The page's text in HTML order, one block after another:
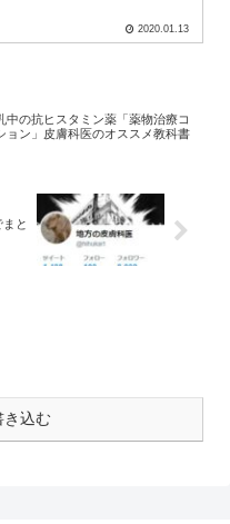
2020.01.13
中の抗ヒスタミン薬「薬物治療コ
ョン」皮膚科医のオススメ教科書
と
き込む